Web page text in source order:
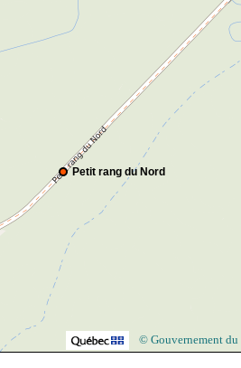
Petit rang du Nord
© Gouvernement du